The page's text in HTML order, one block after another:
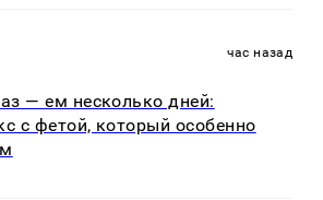
час назад
— ем несколько дней:
с фетой, который особенно